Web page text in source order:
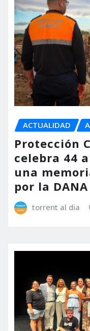
ACTUALIDAD
Protección
celebra 44
una
por la DANA
torrent al dia